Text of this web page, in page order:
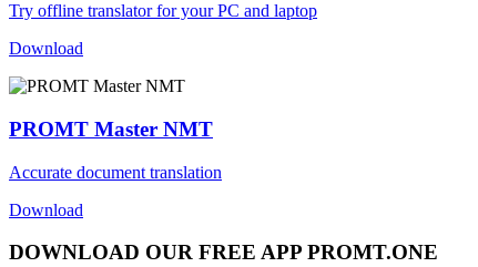
Try offline translator for your PC and laptop
Download
PROMT Master NMT
Accurate document translation
Download
DOWNLOAD OUR FREE APP PROMT.ONE